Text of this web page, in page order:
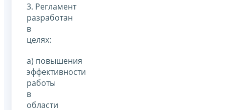
3. Регламент
разработан
в
целях:
а) повышения
эффективности
работы
в
области